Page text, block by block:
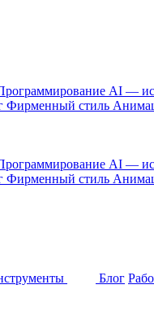
AI —
Фирменный стиль
AI —
Фирменный стиль
Блог